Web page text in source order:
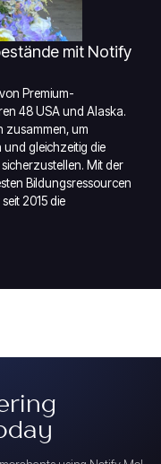
mit Notify
Premium-
48 USA und Alaska.
zusammen, um
gleichzeitig die
Mit der
Bildungsressourcen
2015 die